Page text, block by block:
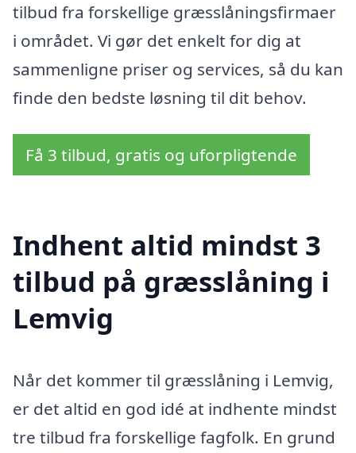
tilbud fra forskellige græsslåningsfirmaer
i området. Vi gør det enkelt for dig at
sammenligne priser og services, så du kan
finde den bedste løsning til dit behov.
Få 3 tilbud, gratis og uforpligtende
Indhent altid mindst 3
tilbud på græsslåning i
Lemvig
Når det kommer til græsslåning i Lemvig,
er det altid en god idé at indhente mindst
tre tilbud fra forskellige fagfolk. En grund